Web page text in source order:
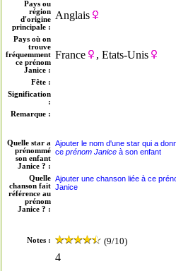
Pays ou
région
d'origine
principale :
Anglais
Pays où on
trouve
fréquemment
ce prénom
Janice :
France , Etats-Unis
Fête :
Signification
:
Remarque :
Quelle star a
prénommé
son enfant
Janice ? :
Ajouter le nom d'une star qui a
ce prénom Janiceà son enfant
Quelle
chanson fait
référence au
prénom
Janice ? :
Ajouter une chanson liée à ce
Janice
Notes : (9/10)
4